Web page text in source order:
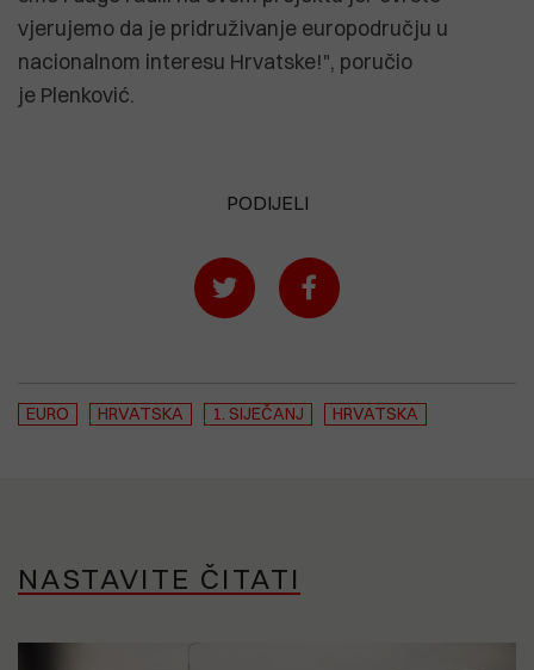
vjerujemo da je pridruživanje europodručju u
nacionalnom interesu Hrvatske!", poručio
je Plenković.
PODIJELI
EURO HRVATSKA 1. SIJEČANJ HRVATSKA
NASTAVITE ČITATI